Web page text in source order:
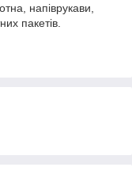
напіврукави,
пакетів.